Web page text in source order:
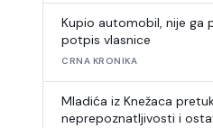
Kupio automobil, nije ga
potpis vlasnice
CRNA KRONIKA
Mladića iz Knežaca
neprepoznatljivosti i